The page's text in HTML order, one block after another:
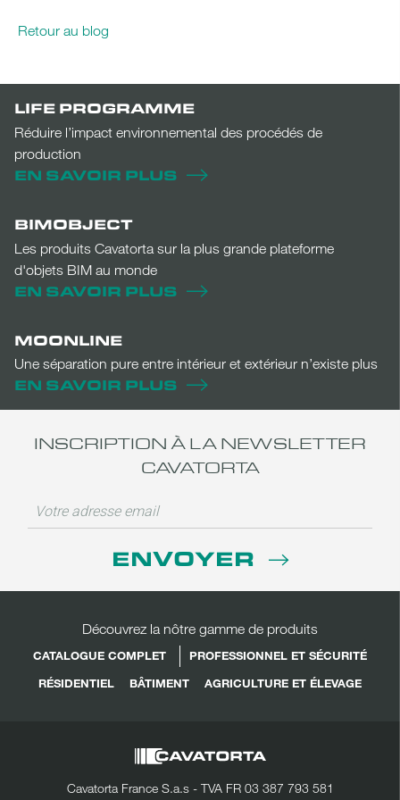
Retour au blog
LIFE PROGRAMME
Réduire l’impact environnemental des procédés de
production
EN SAVOIR PLUS
BIMOBJECT
Les produits Cavatorta sur la plus grande plateforme
d'objets BIM au monde
EN SAVOIR PLUS
MOONLINE
Une séparation pure entre intérieur et extérieur n’existe plus
EN SAVOIR PLUS
INSCRIPTION À LA NEWSLETTER
CAVATORTA
ENVOYER
Découvrez la nôtre gamme de produits
CATALOGUE COMPLET
PROFESSIONNEL ET SÉCURITÉ
RÉSIDENTIEL
BÂTIMENT AGRICULTURE ET ÉLEVAGE
Cavatorta France S.a.s - TVA FR 03 387 793 581